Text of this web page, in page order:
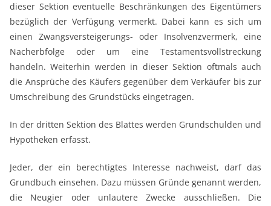
dieser Sektion eventuelle Beschränkungen des Eigentümers
bezüglich der Verfügung vermerkt. Dabei kann es sich um
einen Zwangsversteigerungs- oder Insolvenzvermerk, eine
Nacherbfolge oder um eine Testamentsvollstreckung
handeln. Weiterhin werden in dieser Sektion oftmals auch
die Ansprüche des Käufers gegenüber dem Verkäufer bis zur
Umschreibung des Grundstücks eingetragen.
In der dritten Sektion des Blattes werden Grundschulden und
Hypotheken erfasst.
Jeder, der ein berechtigtes Interesse nachweist, darf das
Grundbuch einsehen. Dazu müssen Gründe genannt werden,
die Neugier oder unlautere Zwecke ausschließen. Die